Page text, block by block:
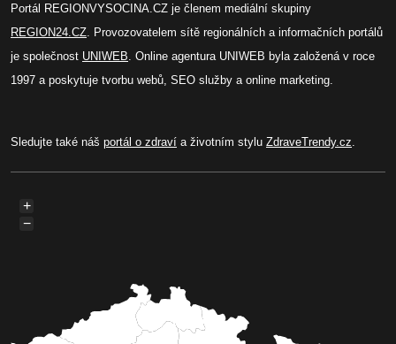
Portál REGIONVYSOCINA.CZ je členem mediální skupiny
REGION24.CZ . Provozovatelem sítě regionálních a informačních portálů
je společnost UNIWEB . Online agentura UNIWEB byla založená v roce
1997 a poskytuje tvorbu webů, SEO služby a online marketing.
Sledujte také náš portál o zdraví a životním stylu ZdraveTrendy.cz
+
−